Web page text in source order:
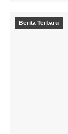
Berita Terbaru